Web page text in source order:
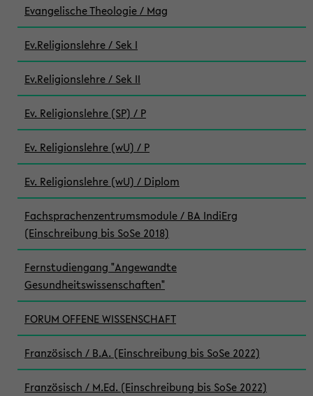
Evangelische Theologie / Mag
Ev.Religionslehre / Sek I
Ev.Religionslehre / Sek II
Ev. Religionslehre (SP) / P
Ev. Religionslehre (wU) / P
Ev. Religionslehre (wU) / Diplom
Fachsprachenzentrumsmodule / BA IndiErg
(Einschreibung bis SoSe 2018)
Fernstudiengang "Angewandte
Gesundheitswissenschaften"
FORUM OFFENE WISSENSCHAFT
Französisch / B.A. (Einschreibung bis SoSe 2022)
Französisch / M.Ed. (Einschreibung bis SoSe 2022)